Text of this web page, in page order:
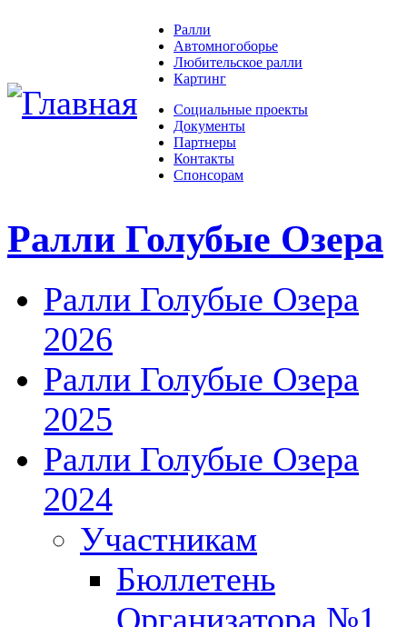
Ралли
Автомногоборье
Любительское ралли
Картинг
Социальные проекты
Документы
Партнеры
Контакты
Спонсорам
Ралли Голубые Озера
Ралли Голубые Озера
2026
Ралли Голубые Озера
2025
Ралли Голубые Озера
2024
Участникам
Бюллетень
Организатора №1.